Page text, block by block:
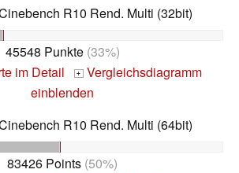
R10 Rend. Multi (32bit)
45548 Punkte(33%)
im Detail + Vergleichsdiagramm
einblenden
R10 Rend. Multi (64bit)
83426 Points (50%)